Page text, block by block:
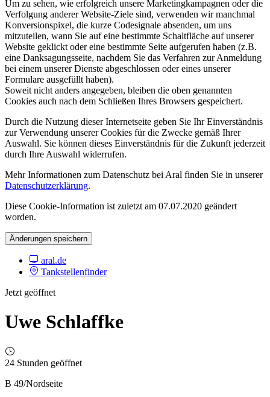
Um zu sehen, wie erfolgreich unsere Marketingkampagnen oder die
Verfolgung anderer Website-Ziele sind, verwenden wir manchmal
Konversionspixel, die kurze Codesignale absenden, um uns
mitzuteilen, wann Sie auf eine bestimmte Schaltfläche auf unserer
Website geklickt oder eine bestimmte Seite aufgerufen haben (z.B.
eine Danksagungsseite, nachdem Sie das Verfahren zur Anmeldung
bei einem unserer Dienste abgeschlossen oder eines unserer
Formulare ausgefüllt haben).
Soweit nicht anders angegeben, bleiben die oben genannten
Cookies auch nach dem Schließen Ihres Browsers gespeichert.
Durch die Nutzung dieser Internetseite geben Sie Ihr Einverständnis
zur Verwendung unserer Cookies für die Zwecke gemäß Ihrer
Auswahl. Sie können dieses Einverständnis für die Zukunft jederzeit
durch Ihre Auswahl widerrufen.
Mehr Informationen zum Datenschutz bei Aral finden Sie in unserer
Datenschutzerklärung.
Diese Cookie-Information ist zuletzt am 07.07.2020 geändert
worden.
Änderungen speichern
aral.de
Tankstellenfinder
Jetzt geöffnet
Uwe Schlaffke
24 Stunden geöffnet
B 49/Nordseite